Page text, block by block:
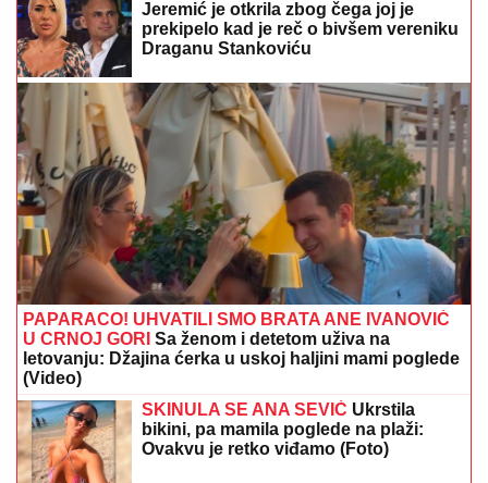
POBUNA U SAKSONIJI:Desničari traže pad vlade,
Nemačka pred raspadom
MARINA VISKOVIĆ U NIKAD
SMELIJEM STAJLINGU! U
kaubojkama i sa bezobraznim
prorezom na suknji pokazala izvajane
noge, a onda je sevnulo i više nego
što je planirala (Foto)
LUDILO U MEČU POTENCIJALNOG
RIVALA ZVEZDE:Palo sedam golova
za poluvreme, a u nastavku... (VIDEO)